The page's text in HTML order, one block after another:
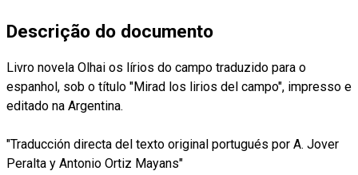
Descrição do documento
Livro novela Olhai os lírios do campo traduzido para o
espanhol, sob o título "Mirad los lirios del campo", impresso e
editado na Argentina.
"Traducción directa del texto original portugués por A. Jover
Peralta y Antonio Ortiz Mayans"